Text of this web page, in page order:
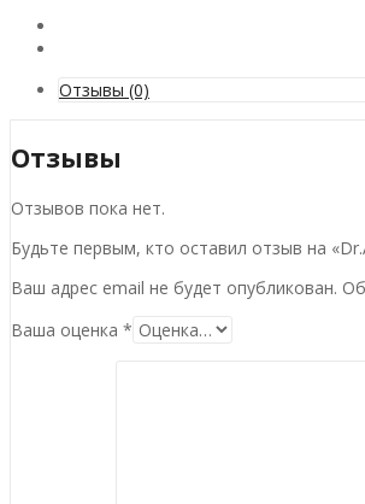
Отзывы (0)
Отзывы
Отзывов пока нет.
Будьте первым, кто оставил отзыв на
Ваш адрес email не будет опубликован.
Ваша оценка *